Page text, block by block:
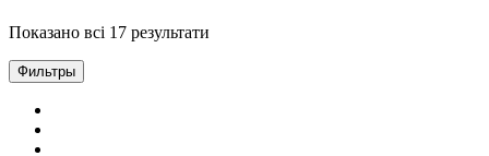
Показано всі 17 результати
Фильтры